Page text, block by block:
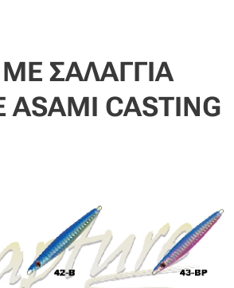
ΣΑΛΑΓΓΙΑ
ASAMI CASTING